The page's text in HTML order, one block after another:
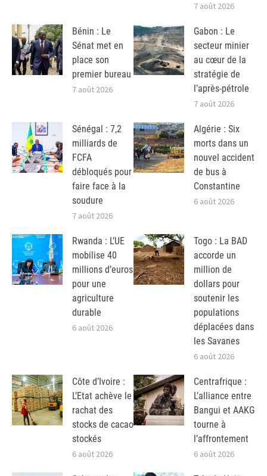
7 août 2026
Bénin : Le
Sénat met en
place son
premier bureau
7 août 2026
Gabon : Le
secteur minier
au cœur de la
stratégie de
l’après-pétrole
7 août 2026
Sénégal : 7,2
milliards de
FCFA
débloqués pour
faire face à la
soudure
7 août 2026
Algérie : Six
morts dans un
nouvel accident
de bus à
Constantine
6 août 2026
Rwanda : L’UE
mobilise 40
millions d’euros
pour une
agriculture
durable
6 août 2026
Togo : La BAD
accorde un
million de
dollars pour
soutenir les
populations
déplacées dans
les Savanes
6 août 2026
Côte d’Ivoire :
L’Etat achève le
rachat des
stocks de cacao
stockés
6 août 2026
Centrafrique :
L’alliance entre
Bangui et AAKG
tourne à
l’affrontement
6 août 2026